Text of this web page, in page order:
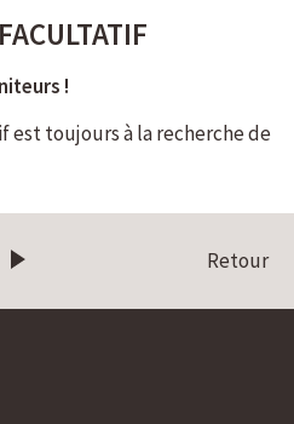
!
est toujours à la recherche de
Retour